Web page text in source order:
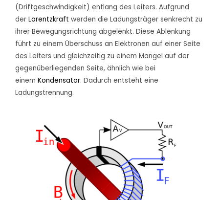
(Driftgeschwindigkeit) entlang des Leiters. Aufgrund
derLorentzkraft werden die Ladungsträger senkrecht zu
ihrer Bewegungsrichtung abgelenkt. Diese Ablenkung
führt zu einem Überschuss an Elektronen auf einer Seite
des Leiters und gleichzeitig zu einem Mangel auf der
gegenüberliegenden Seite, ähnlich wie bei
einemKondensator. Dadurch entsteht eine
Ladungstrennung.